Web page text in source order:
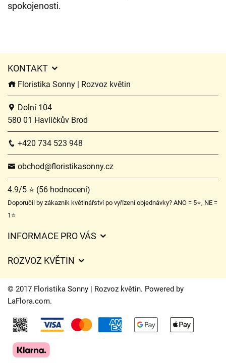
spokojenosti.
KONTAKT
Floristika Sonny | Rozvoz květin
Dolní 104
580 01 Havlíčkův Brod
+420 734 523 948
obchod@floristikasonny.cz
4.9/5 ⭐ (56 hodnocení)
Doporučil by zákazník květinářství po vyřízení objednávky? ANO = 5⭐, NE =
1⭐
INFORMACE PRO VÁS
Certifikáty
Ochrana osobních údajů
O nás
Často kladené dotazy
Svatební aranžmá
ROZVOZ KVĚTIN
Ceny za doručení
Kam doručujeme květiny
Kontakt
© 2017 Floristika Sonny | Rozvoz květin. Powered by
LaFlora.com.